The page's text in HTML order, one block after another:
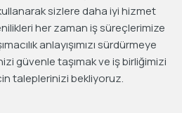
sizlere daha iyi hizmet
her zaman iş süreçlerimize
anlayışımızı sürdürmeye
güvenle taşımak ve iş birliğimizi
taleplerinizi bekliyoruz.